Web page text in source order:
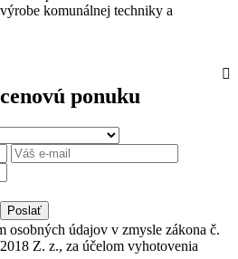
komunálnej techniky a
ponuku
Poslať
osobných údajov v zmysle zákona č.
Z. z., za účelom vyhotovenia